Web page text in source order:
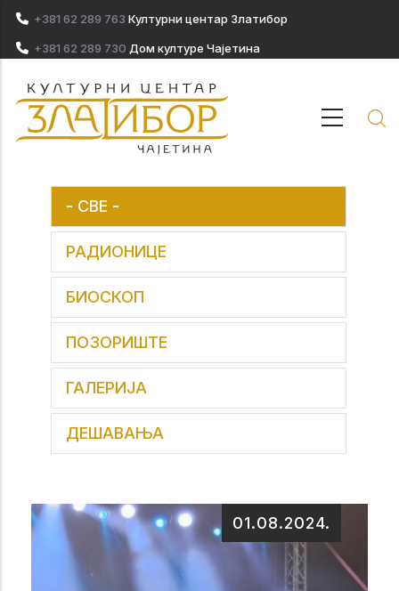
Skip to main content
+381 62 289 763 Културни центар Златибор
+381 62 289 730 Дом културе Чајетина
- СВЕ -
РАДИОНИЦЕ
БИОСКОП
ПОЗОРИШТЕ
ГАЛЕРИЈА
ДЕШАВАЊА
01.08.2024.